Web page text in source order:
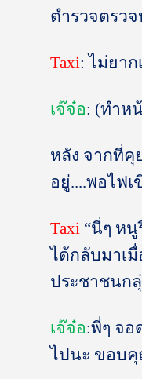
ตำรวจตรวจ
Taxi: ไม่ยา
เจ๊จ๋อ: (ทำห
หลัง จากที่คุ
อยู่....พอไฟ
Taxi “นี่ๆ ห
ได้กลับมาเ
ประชาชนก
เจ๊จ๋อ:พี่ๆ จอ
ไปนะ ขอบ